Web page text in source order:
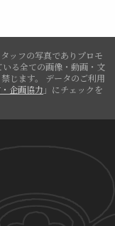
ッフの写真でありプロモ
る全ての画像・動画・文
じます。
データのご利用
企画協力 」にチェックを